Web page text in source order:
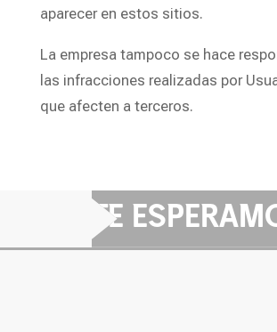
aparecer en estos sitios.
La empresa tampoco se hace
las infracciones realizadas por
que afecten a terceros.
TE